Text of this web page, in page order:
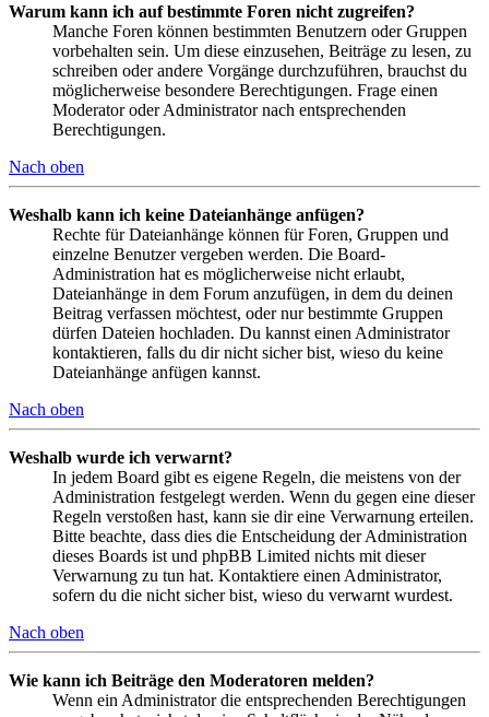
Warum kann ich auf bestimmte Foren nicht zugreifen?
Manche Foren können bestimmten Benutzern oder Gruppen
vorbehalten sein. Um diese einzusehen, Beiträge zu lesen, zu
schreiben oder andere Vorgänge durchzuführen, brauchst du
möglicherweise besondere Berechtigungen. Frage einen
Moderator oder Administrator nach entsprechenden
Berechtigungen.
Nach oben
Weshalb kann ich keine Dateianhänge anfügen?
Rechte für Dateianhänge können für Foren, Gruppen und
einzelne Benutzer vergeben werden. Die Board-
Administration hat es möglicherweise nicht erlaubt,
Dateianhänge in dem Forum anzufügen, in dem du deinen
Beitrag verfassen möchtest, oder nur bestimmte Gruppen
dürfen Dateien hochladen. Du kannst einen Administrator
kontaktieren, falls du dir nicht sicher bist, wieso du keine
Dateianhänge anfügen kannst.
Nach oben
Weshalb wurde ich verwarnt?
In jedem Board gibt es eigene Regeln, die meistens von der
Administration festgelegt werden. Wenn du gegen eine dieser
Regeln verstoßen hast, kann sie dir eine Verwarnung erteilen.
Bitte beachte, dass dies die Entscheidung der Administration
dieses Boards ist und phpBB Limited nichts mit dieser
Verwarnung zu tun hat. Kontaktiere einen Administrator,
sofern du die nicht sicher bist, wieso du verwarnt wurdest.
Nach oben
Wie kann ich Beiträge den Moderatoren melden?
Wenn ein Administrator die entsprechenden Berechtigungen